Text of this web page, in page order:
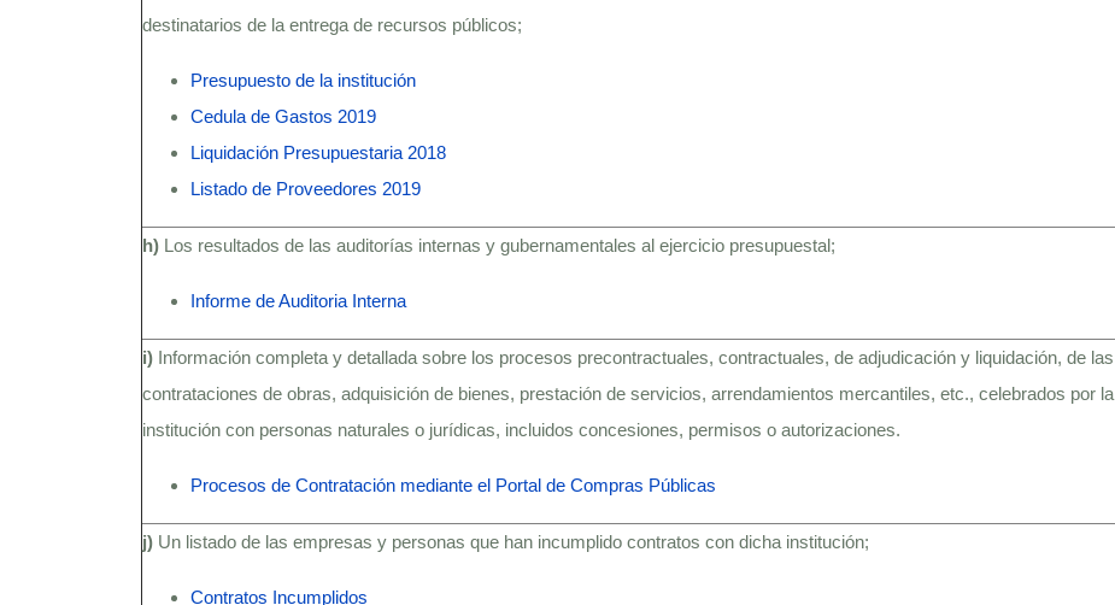
destinatarios de la entrega de recursos públicos;
Presupuesto de la institución
Cedula de Gastos 2019
Liquidación Presupuestaria 2018
Listado de Proveedores 2019
h) Los resultados de las auditorías internas y gubernamentales al ejercicio presupuestal;
Informe de Auditoria Interna
i) Información completa y detallada sobre los procesos precontractuales, contractuales, de adjudicación y liquidación, de las
contrataciones de obras, adquisición de bienes, prestación de servicios, arrendamientos mercantiles, etc., celebrados por la
institución con personas naturales o jurídicas, incluidos concesiones, permisos o autorizaciones.
Procesos de Contratación mediante el Portal de Compras Públicas
j) Un listado de las empresas y personas que han incumplido contratos con dicha institución;
Contratos Incumplidos